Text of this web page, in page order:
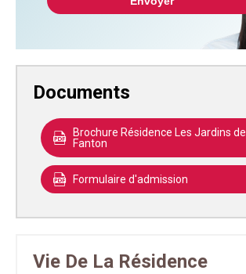
Documents
Brochure Résidence Les Jardins de
Fanton
Formulaire d'admission
Vie De La Résidence